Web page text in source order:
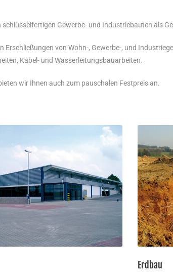
Gewerbe- und Industriebauten als
von Wohn-, Gewerbe-, und
Kabel- und Wasserleitungsbauarbeiten.
wir Ihnen auch zum pauschalen Festpreis an.
Erdbau